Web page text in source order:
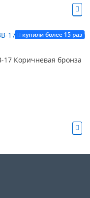
купили более 15 раз
17 Коричневая бронза